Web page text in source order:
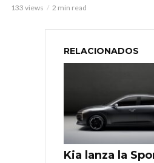
133 views 2 min read
RELACIONADOS
Kia lanza la